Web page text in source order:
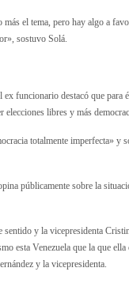
el tema, pero hay algo a
sostuvo Solá.
funcionario destacó que para
elecciones libres y más
totalmente imperfecta»
públicamente sobre la
sentido y la vicepresidenta
esta Venezuela que la que
y la vicepresidenta.